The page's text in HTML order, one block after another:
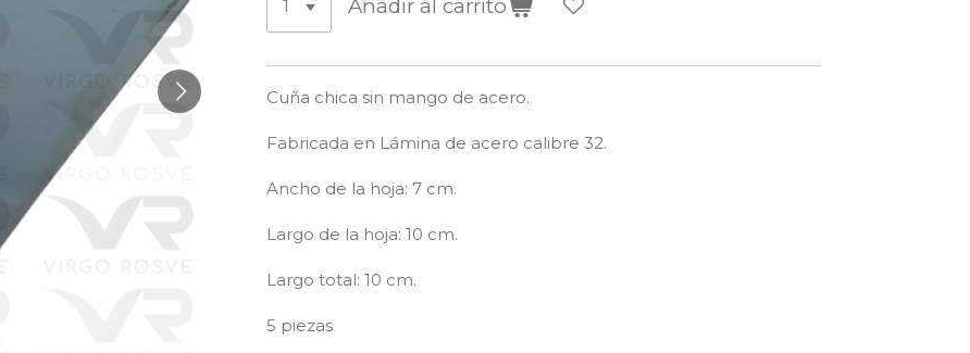
Añadir al carrito
Cuña chica sin mango de acero.
Fabricada en Lámina de acero calibre 32.
Ancho de la hoja: 7 cm.
Largo de la hoja: 10 cm.
Largo total: 10 cm.
5 piezas